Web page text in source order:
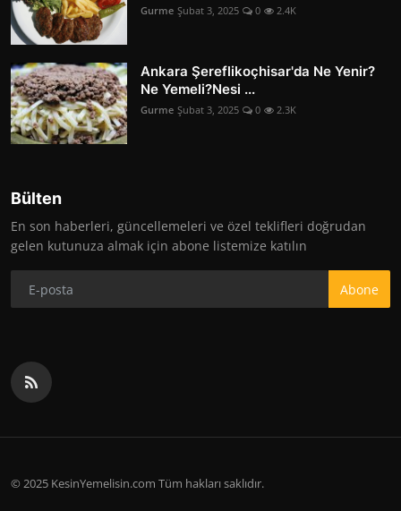
Gurme Şubat 3, 2025 0 2.4K
Ankara Şereflikoçhisar'da Ne Yenir?
Ne Yemeli?Nesi ...
Gurme Şubat 3, 2025 0 2.3K
Bülten
En son haberleri, güncellemeleri ve özel teklifleri doğrudan
gelen kutunuza almak için abone listemize katılın
Abone
© 2025 KesinYemelisin.com Tüm hakları saklıdır.